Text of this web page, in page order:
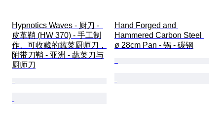
Hypnotics Waves - 厨刀 -
皮革鞘 (HW 370) - 手工制
作、可收藏的蔬菜厨师刀，
附带刀鞘 - 亚洲 - 蔬菜刀与
厨师刀
Hand Forged and
Hammered Carbon Steel
ø 28cm Pan - 锅 - 碳钢